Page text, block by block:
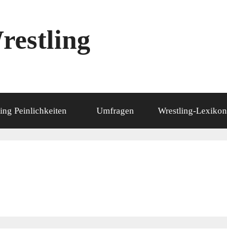
Peinlichkeiten Umfragen Wrestling-Lexikon